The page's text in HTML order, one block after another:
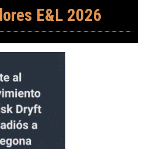
E&L 2026